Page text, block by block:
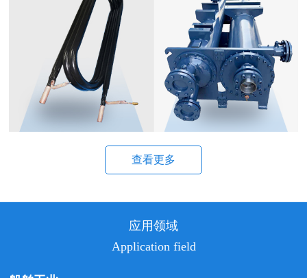
查看更多
应用领域
Application field